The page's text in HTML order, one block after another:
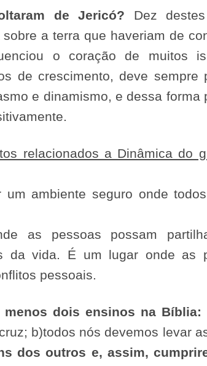
de Jericó? Dez
a terra que haveriam de
o coração de muitos
de crescimento, deve sempre
e dinamismo, e dessa forma
relacionados a Dinâmica do
ambiente seguro onde
as pessoas possam
da vida. É um lugar onde as
pessoais.
dois ensinos na Bíblia:
b)todos nós devemos levar
dos outros e, assim,